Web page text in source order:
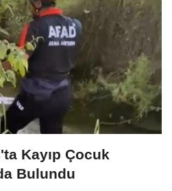
Kayıp Çocuk
Bulundu